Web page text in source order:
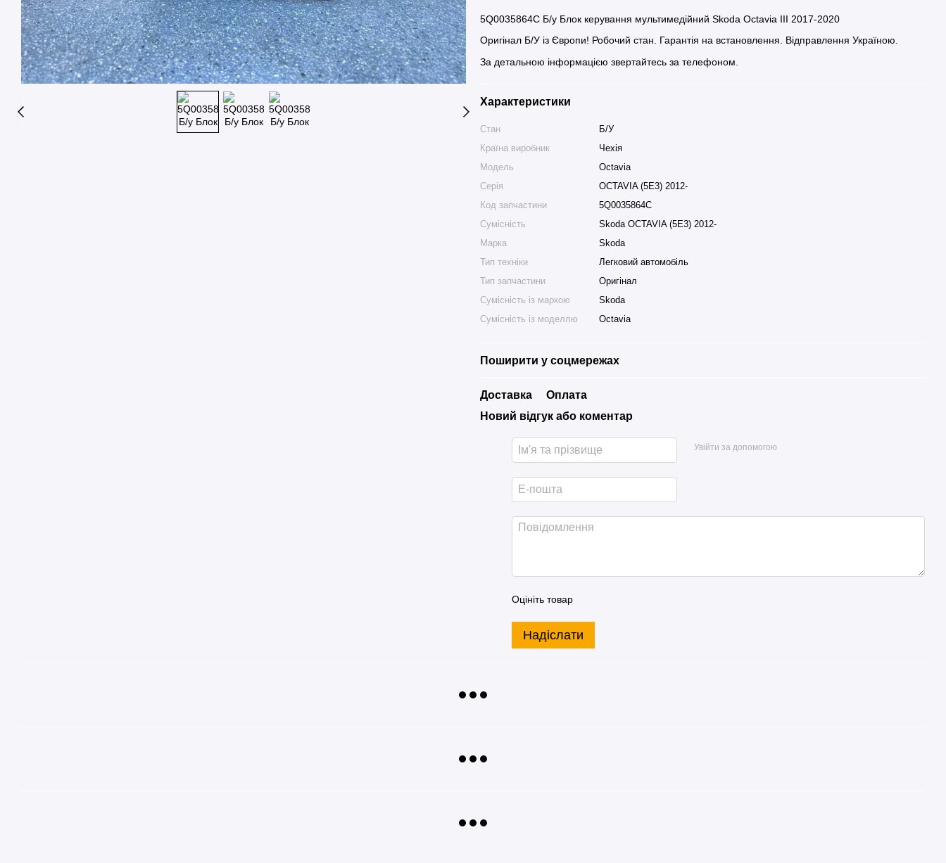
5Q0035864C Б/у Блок керування мультимедійний Skoda Octavia III 2017-2020
Оригінал Б/У із Європи! Робочий стан. Гарантія на встановлення. Відправлення Україною.
За детальною інформацією звертайтесь за телефоном.
Характеристики
Стан
Б/У
Країна виробник
Чехія
Модель
Octavia
Серія
OCTAVIA (5E3) 2012-
Код запчастини
5Q0035864C
Сумісність
Skoda OCTAVIA (5E3) 2012-
Марка
Skoda
Тип техніки
Легковий автомобіль
Тип запчастини
Оригінал
Сумісність із маркою
Skoda
Сумісність із моделлю
Octavia
Поширити у соцмережах
Доставка
Оплата
Новий відгук або коментар
Увійти за допомогою
Оцініть товар
Надіслати